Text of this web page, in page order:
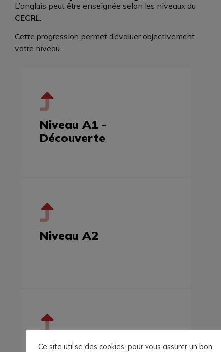
L’anglais peut être enseignée selon les niveaux du
CECRL.
Cette progression permet d’évaluer objectivement
votre niveau.
Niveau A1 -
Découverte
Niveau A2
Niveau B1
Ce site utilise des cookies, pour vous assurer un bon